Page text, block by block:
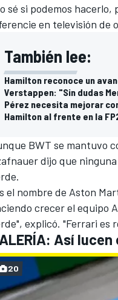
CATEGORÍAS
sé si podemos
en televisión de
También lee:
Hamilton reconoce un
Verstappen: "Sin dudas
Pérez necesita mejorar
Hamilton al frente en la
BWT se mantuvo
dijo que
el nombre de Aston
crecer el equipo
explicó. "Ferrari es
Así
20